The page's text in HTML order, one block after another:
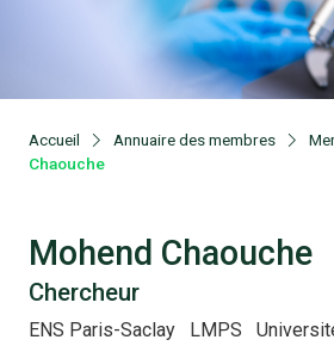
Accueil Annuaire des membres
Chaouche
Mohend Chaouche
Chercheur
ENS Paris-Saclay LMPS